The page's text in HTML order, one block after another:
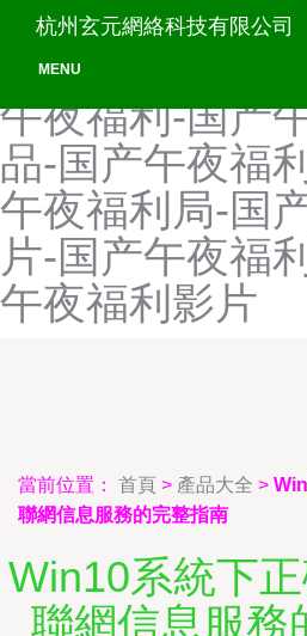
国产午夜电影
对白按摩-国产
午夜福利-国产
品-国产午夜福
午夜福利局-国
片-国产午夜福
午夜福利影片
杭州玄元網絡科技有限公司
MENU
當前位置： 首頁 > 產品大全 >
聯網信息服務的完整指南
Win10系統下
聯網信息服務